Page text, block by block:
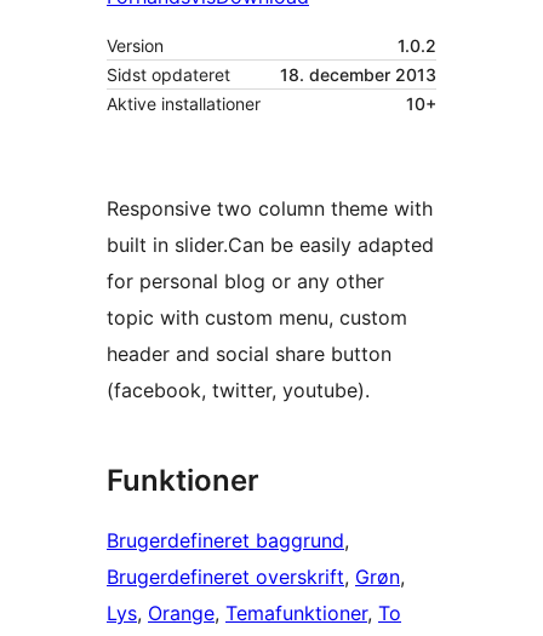
Version
1.0.2
Sidst opdateret
18. december 2013
Aktive installationer
10+
Responsive two column theme with
built in slider.Can be easily adapted
for personal blog or any other
topic with custom menu, custom
header and social share button
(facebook, twitter, youtube).
Funktioner
Brugerdefineret baggrund
Brugerdefineret overskrift, Grøn
Lys, Orange, Temafunktioner, To